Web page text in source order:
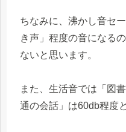
ちなみに、沸かし音セ
き声」程度の音になる
ないと思います。
また、生活音では「図
通の会話」は60db程度